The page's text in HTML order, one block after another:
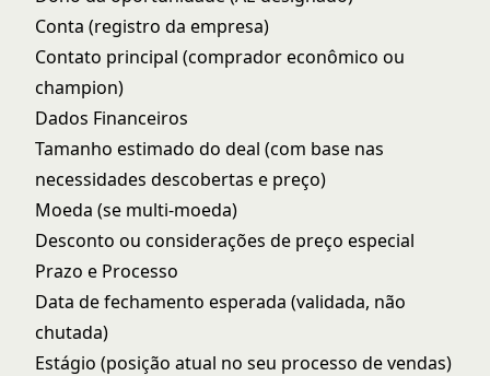
Conta (registro da empresa)
Contato principal (comprador econômico ou
champion)
Dados Financeiros
Tamanho estimado do deal (com base nas
necessidades descobertas e preço)
Moeda (se multi-moeda)
Desconto ou considerações de preço especial
Prazo e Processo
Data de fechamento esperada (validada, não
chutada)
Estágio (posição atual no seu processo de vendas)